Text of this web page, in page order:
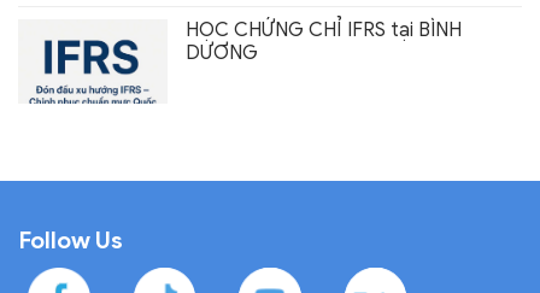
HỌC CHỨNG CHỈ IFRS tại BÌNH
DƯƠNG
Follow Us